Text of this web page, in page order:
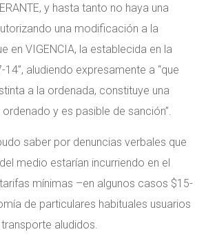
y hasta tanto no haya una
una modificación a la
en VIGENCIA, la establecida en la
14”, aludiendo expresamente a “que
a la ordenada, constituye una
y es pasible de sanción”.
saber por denuncias verbales que
medio estarían incurriendo en el
mínimas –en algunos casos $15-
de particulares habituales usuarios
aludidos.